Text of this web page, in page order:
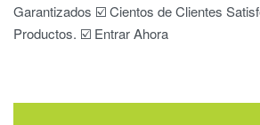
Garantizados ☑️ Cientos de Clientes
Productos. ☑️ Entrar Ahora